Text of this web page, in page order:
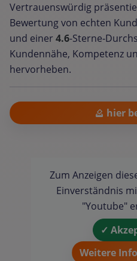
Vertrauenswürdig
Bewertung von echten
und einer4.6-
Kundennähe, Kompetenz
hervorheben.
hier
Zum Anzeigen
Einverständnis
"Youtube"
✓
Weitere